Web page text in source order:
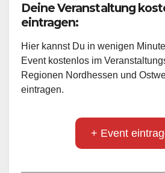
Deine Veranstaltung
eintragen:
Hier kannst Du in wenigen
Event kostenlos im
Regionen Nordhessen und
eintragen.
+ Event